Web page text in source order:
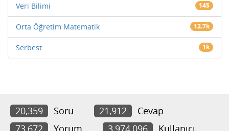
Veri Bilimi 145
Orta Öğretim Matematik 12.7k
Serbest 1k
20,359 Soru 21,912
Cevap
73,672
Yorum 3,974,096 Kullanıcı